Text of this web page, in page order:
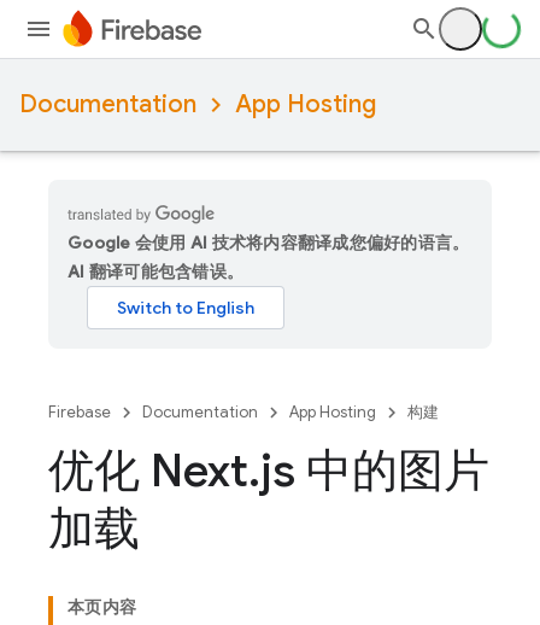
Documentation App Hosting
Google 会使用 AI 技术将内容翻译成您偏好的语言。
AI 翻译可能包含错误。
Firebase Documentation App Hosting 构建
优化 Next.js 中的图片
加载
本页内容